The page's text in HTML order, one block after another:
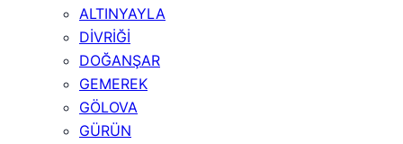
ALTINYAYLA
DİVRİĞİ
DOĞANŞAR
GEMEREK
GÖLOVA
GÜRÜN